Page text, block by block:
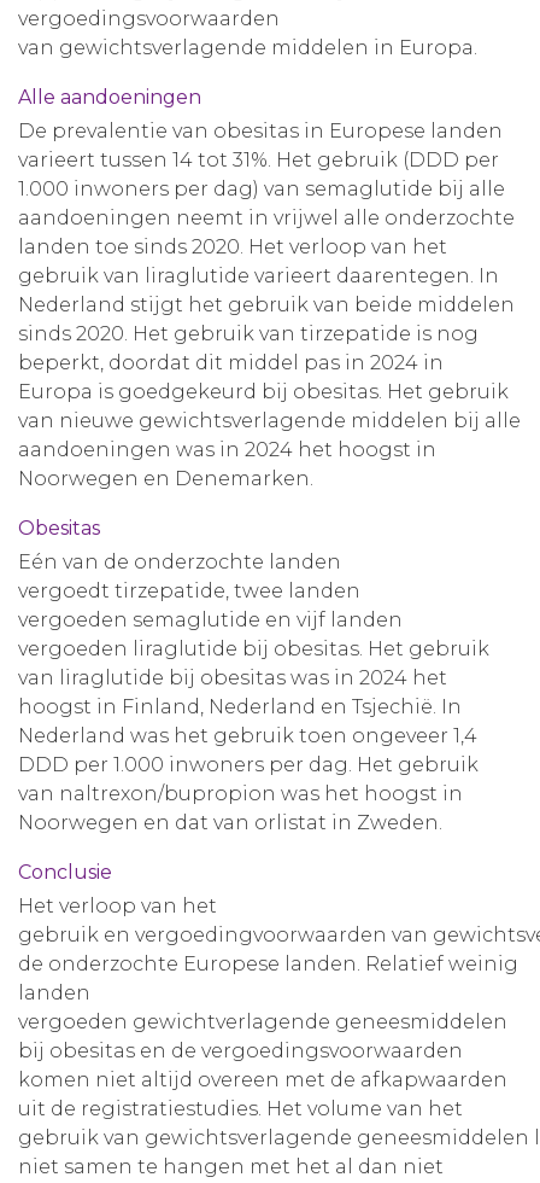
vergoedingsvoorwaarden
van gewichtsverlagende middelen in Europa.
Alle aandoeningen
De prevalentie van obesitas in Europese landen
varieert tussen 14 tot 31%. Het gebruik (DDD per
1.000 inwoners per dag) van semaglutide bij alle
aandoeningen neemt in vrijwel alle onderzochte
landen toe sinds 2020. Het verloop van het
gebruik van liraglutide varieert daarentegen. In
Nederland stijgt het gebruik van beide middelen
sinds 2020. Het gebruik van tirzepatide is nog
beperkt, doordat dit middel pas in 2024 in
Europa is goedgekeurd bij obesitas. Het gebruik
van nieuwe gewichtsverlagende middelen bij alle
aandoeningen was in 2024 het hoogst in
Noorwegen en Denemarken.
Obesitas
Eén van de onderzochte landen
vergoedt tirzepatide, twee landen
vergoeden semaglutide en vijf landen
vergoeden liraglutide bij obesitas. Het gebruik
van liraglutide bij obesitas was in 2024 het
hoogst in Finland, Nederland en Tsjechië. In
Nederland was het gebruik toen ongeveer 1,4
DDD per 1.000 inwoners per dag. Het gebruik
van naltrexon/bupropion was het hoogst in
Noorwegen en dat van orlistat in Zweden.
Conclusie
Het verloop van het
gebruik en vergoedingvoorwaarden van
de onderzochte Europese landen. Relatief weinig
landen
vergoeden gewichtverlagende geneesmiddelen
bij obesitas en de vergoedingsvoorwaarden
komen niet altijd overeen met de afkapwaarden
uit de registratiestudies. Het volume van het
gebruik van gewichtsverlagende geneesmiddelen
niet samen te hangen met het al dan niet